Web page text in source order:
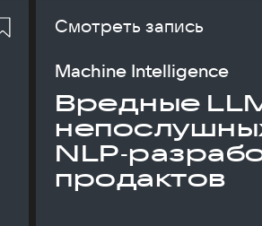
Смотреть запись
Machine Intelligence
Вредные
продактов